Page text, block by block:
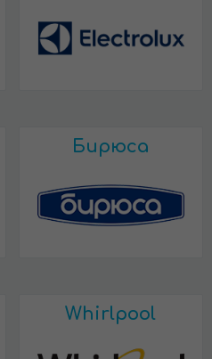
Бирюса
Whirlpool